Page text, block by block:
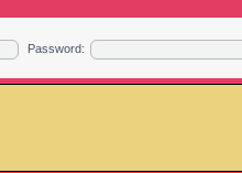
Password: